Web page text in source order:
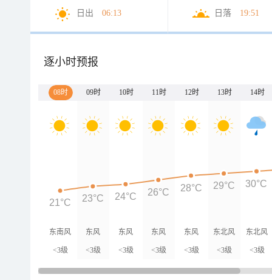
日出 06:13 日落 19:51
逐小时预报
08时 09时 10时 11时 12时 13时 14时
东南风
<3级
东风
<3级
东风
<3级
东风
<3级
东风
<3级
东北风
<3级
东北风
<3级
21°C 23°C 24°C 26°C 28°C 29°C 30°C